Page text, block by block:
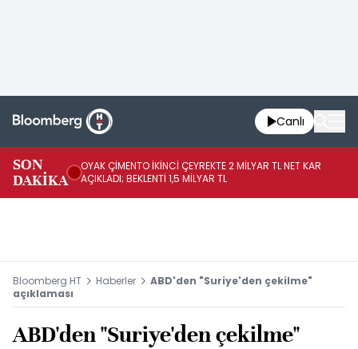
Canlı
SON
DAKİKA
OYAK ÇİMENTO İKİNCİ ÇEYREKTE 2 MİLYAR TL NET KAR
AÇIKLADI; BEKLENTİ 1,5 MİLYAR TL
Bloomberg HT Haberler
ABD'den "Suriye'den çekilme"
açıklaması
ABD'den "Suriye'den çekilme"